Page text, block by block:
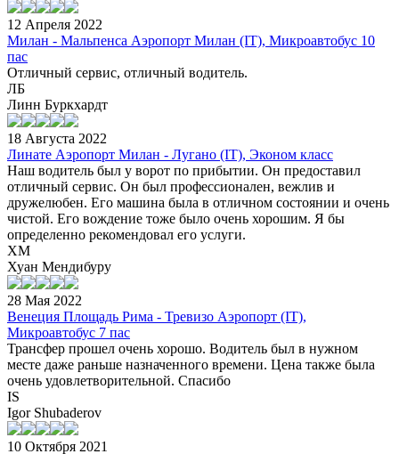
12 Апреля 2022
Милан - Мальпенса Аэропорт Милан (IT), Микроавтобус 10
пас
Отличный сервис, отличный водитель.
ЛБ
Линн Буркхардт
18 Августа 2022
Линате Аэропорт Милан - Лугано (IT), Эконом класс
Наш водитель был у ворот по прибытии. Он предоставил
отличный сервис. Он был профессионален, вежлив и
дружелюбен. Его машина была в отличном состоянии и очень
чистой. Его вождение тоже было очень хорошим. Я бы
определенно рекомендовал его услуги.
ХМ
Хуан Мендибуру
28 Мая 2022
Венеция Площадь Рима - Тревизо Аэропорт (IT),
Микроавтобус 7 пас
Трансфер прошел очень хорошо. Водитель был в нужном
месте даже раньше назначенного времени. Цена также была
очень удовлетворительной. Спасибо
IS
Igor Shubaderov
10 Октября 2021